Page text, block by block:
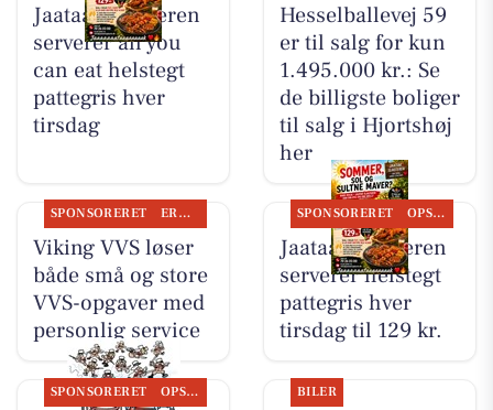
Jaataak Slagteren
serverer all you
can eat helstegt
pattegris hver
tirsdag
Hesselballevej 59
er til salg for kun
1.495.000 kr.: Se
de billigste boliger
til salg i Hjortshøj
her
SPONSORERET ERHVERV
Viking VVS løser
både små og store
VVS-opgaver med
personlig service
SPONSORERET OPSLAGSTAVLEN
Jaataak Slagteren
serverer helstegt
pattegris hver
tirsdag til 129 kr.
SPONSORERET OPSLAGSTAVLEN BILER